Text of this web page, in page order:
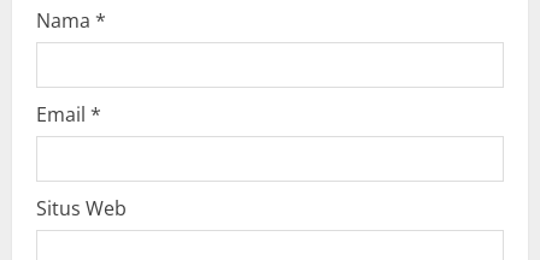
Nama *
Email *
Situs Web